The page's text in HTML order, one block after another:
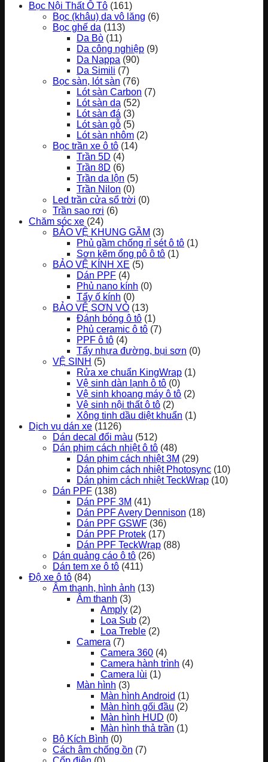
Bọc Nội Thất Ô Tô (161)
Bọc (khâu) da vô lăng (6)
Bọc ghế da (113)
Da Bò (11)
Da công nghiệp (9)
Da Nappa (90)
Da Simili (7)
Bọc sàn, lót sàn (76)
Lót sàn Carbon (7)
Lót sàn da (52)
Lót sàn đá (3)
Lót sàn gỗ (5)
Lót sàn nhôm (2)
Bọc trần xe ô tô (14)
Trần 5D (4)
Trần 8D (6)
Trần da lộn (5)
Trần Nilon (0)
Led trần cửa sổ trời (0)
Trần sao rơi (6)
Chăm sóc xe (24)
BẢO VỆ KHUNG GẦM (3)
Phủ gầm chống rỉ sét ô tô (1)
Sơn kẽm ống pô ô tô (1)
BẢO VỆ KÍNH XE (5)
Dán PPF (4)
Phủ nano kính (0)
Tẩy ố kính (0)
BẢO VỆ SƠN VỎ (13)
Đánh bóng ô tô (1)
Phủ ceramic ô tô (7)
PPF ô tô (4)
Tẩy nhựa đường, bụi sơn (0)
VỆ SINH (5)
Rửa xe chuẩn KingWrap (1)
Vệ sinh dàn lạnh ô tô (0)
Vệ sinh khoang máy ô tô (2)
Vệ sinh nội thất ô tô (2)
Xông tinh dầu diệt khuẩn (1)
Dịch vụ dán xe (1126)
Dán decal đổi màu (512)
Dán phim cách nhiệt ô tô (48)
Dán phim cách nhiệt 3M (29)
Dán phim cách nhiệt Photosync (10)
Dán phim cách nhiệt TeckWrap (10)
Dán PPF (138)
Dán PPF 3M (41)
Dán PPF Avery Dennison (18)
Dán PPF GSWF (36)
Dán PPF Protek (17)
Dán PPF TeckWrap (88)
Dán quảng cáo ô tô (26)
Dán tem xe ô tô (411)
Độ xe ô tô (84)
Âm thanh, hình ảnh (13)
Âm thanh (3)
Amply (2)
Loa Sub (2)
Loa Treble (2)
Camera (7)
Camera 360 (4)
Camera hành trình (4)
Camera lùi (1)
Màn hình (3)
Màn hình Android (1)
Màn hình gối đầu (2)
Màn hình HUD (0)
Màn hình thả trần (1)
Bộ Kích Bình (0)
Cách âm chống ồn (7)